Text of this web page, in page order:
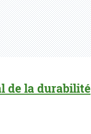
de la durabilité